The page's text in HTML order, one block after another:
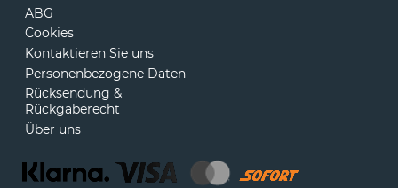
ABG
Cookies
Kontaktieren Sie uns
Personenbezogene Daten
Rücksendung &
Rückgaberecht
Über uns